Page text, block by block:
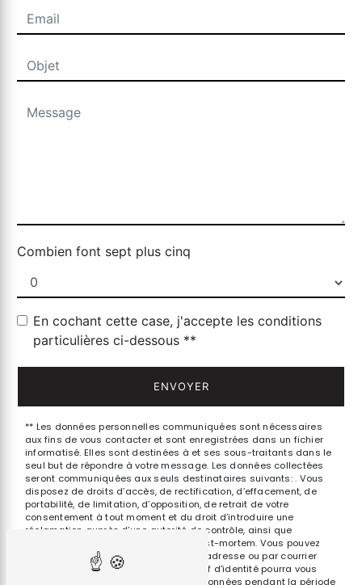
Combien font sept plus cinq
En cochant cette case, j'accepte les conditions
particulières ci-dessous **
ENVOYER
** Les données personnelles communiquées sont nécessaires
aux fins de vous contacter et sont enregistrées dans un fichier
informatisé. Elles sont destinées à et ses sous-traitants dans le
seul but de répondre à votre message. Les données collectées
seront communiquées aux seuls destinataires suivants: . Vous
disposez de droits d’accès, de rectification, d’effacement, de
portabilité, de limitation, d’opposition, de retrait de votre
consentement à tout moment et du droit d’introduire une
réclamation auprès d’une autorité de contrôle, ainsi que
d’organiser le sort de vos données post-mortem. Vous pouvez
exercer ces droits par voie postale à l'adresse ou par courrier
électronique à l'adresse . Un justificatif d'identité pourra vous
être demandé. Nous conservons vos données pendant la période